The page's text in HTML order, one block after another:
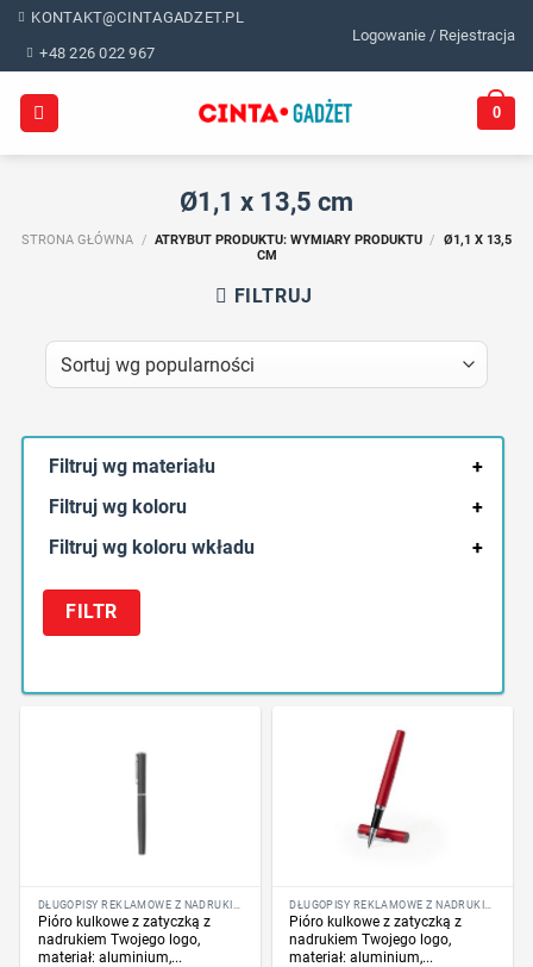
Skip
content
KONTAKT@CINTAGADZET.PL
+48 226 022 967
Logowanie / Rejestracja
0
Ø1,1 x 13,5 cm
STRONA GŁÓWNA / ATRYBUT PRODUKTU: WYMIARY PRODUKTU /
Ø1,1 X 13,5
CM
FILTRUJ
Filtruj wg materiału
+
Filtruj wg koloru
+
Filtruj wg koloru wkładu
+
FILTR
Pióro kulkowe z zatyczką z
nadrukiem Twojego logo,
materiał: aluminium,...
Pióro kulkowe z zatyczką z
nadrukiem Twojego logo,
materiał: aluminium,...